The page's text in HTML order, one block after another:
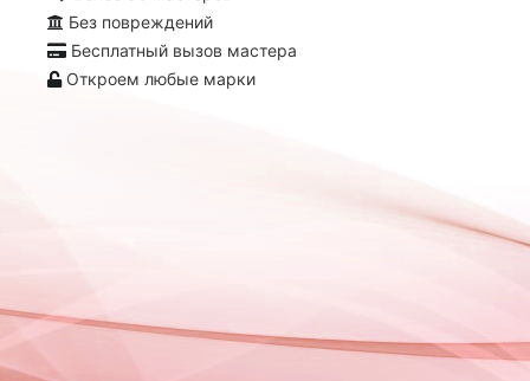
Без повреждений
Бесплатный вызов мастера
Откроем любые марки